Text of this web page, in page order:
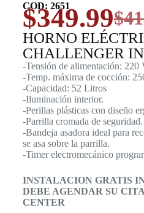
COD: 2651
$
$349.99
HORNO
CHALLENGER
-Tensión de alimentación: 220
-Temp. máxima de cocción:
-Capacidad: 52 Litros
-Iluminación interior.
-Perillas plásticas con diseño
-Parrilla cromada de seguridad.
-Bandeja asadora ideal para
se asa sobre la parrilla.
-Timer electromecánico
INSTALACION GRATIS
DEBE AGENDAR SU
CENTER